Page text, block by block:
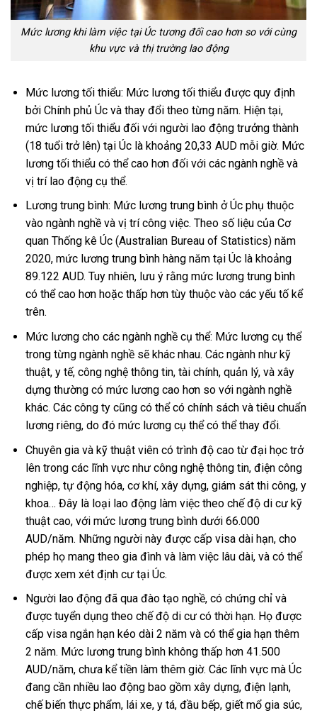
Mức lương khi làm việc tại Úc tương đối cao hơn so với cùng
khu vực và thị trường lao động
Mức lương tối thiểu: Mức lương tối thiểu được quy định
bởi Chính phủ Úc và thay đổi theo từng năm. Hiện tại,
mức lương tối thiểu đối với người lao động trưởng thành
(18 tuổi trở lên) tại Úc là khoảng 20,33 AUD mỗi giờ. Mức
lương tối thiểu có thể cao hơn đối với các ngành nghề và
vị trí lao động cụ thể.
Lương trung bình: Mức lương trung bình ở Úc phụ thuộc
vào ngành nghề và vị trí công việc. Theo số liệu của Cơ
quan Thống kê Úc (Australian Bureau of Statistics) năm
2020, mức lương trung bình hàng năm tại Úc là khoảng
89.122 AUD. Tuy nhiên, lưu ý rằng mức lương trung bình
có thể cao hơn hoặc thấp hơn tùy thuộc vào các yếu tố kể
trên.
Mức lương cho các ngành nghề cụ thể: Mức lương cụ thể
trong từng ngành nghề sẽ khác nhau. Các ngành như kỹ
thuật, y tế, công nghệ thông tin, tài chính, quản lý, và xây
dựng thường có mức lương cao hơn so với ngành nghề
khác. Các công ty cũng có thể có chính sách và tiêu chuẩn
lương riêng, do đó mức lương cụ thể có thể thay đổi.
Chuyên gia và kỹ thuật viên có trình độ cao từ đại học trở
lên trong các lĩnh vực như công nghệ thông tin, điện công
nghiệp, tự động hóa, cơ khí, xây dựng, giám sát thi công, y
khoa… Đây là loại lao động làm việc theo chế độ di cư kỹ
thuật cao, với mức lương trung bình dưới 66.000
AUD/năm. Những người này được cấp visa dài hạn, cho
phép họ mang theo gia đình và làm việc lâu dài, và có thể
được xem xét định cư tại Úc.
Người lao động đã qua đào tạo nghề, có chứng chỉ và
được tuyển dụng theo chế độ di cư có thời hạn. Họ được
cấp visa ngắn hạn kéo dài 2 năm và có thể gia hạn thêm
2 năm. Mức lương trung bình không thấp hơn 41.500
AUD/năm, chưa kể tiền làm thêm giờ. Các lĩnh vực mà Úc
đang cần nhiều lao động bao gồm xây dựng, điện lạnh,
chế biến thực phẩm, lái xe, y tá, đầu bếp, giết mổ gia súc,